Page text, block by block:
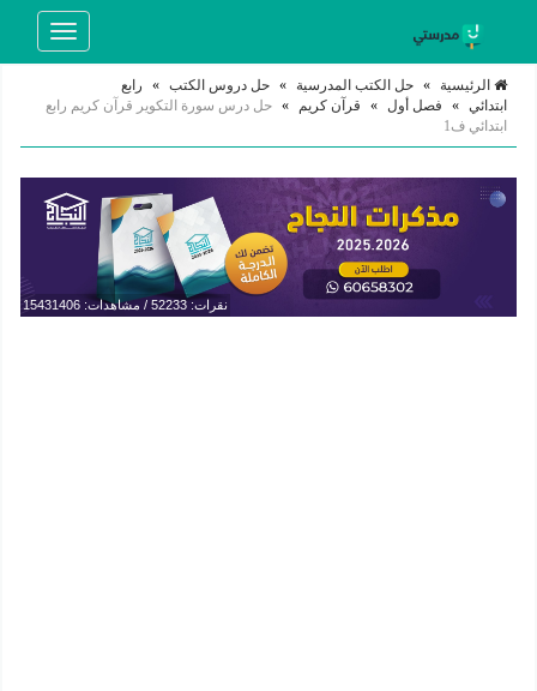
Toggle
الرئيسية » حل الكتب المدرسية » حل دروس الكتب »
رابع
ابتدائي » فصل أول » قرآن كريم » حل درس سورة التكوير قرآن كريم رابع
ابتدائي ف1
نقرات: 52233 / مشاهدات: 15431406